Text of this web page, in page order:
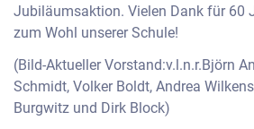
Jubiläumsaktion. Vielen Dank für 60
zum Wohl unserer Schule!
(Bild-Aktueller Vorstand:v.l.n.r.Björn
Schmidt, Volker Boldt, Andrea
Burgwitz und Dirk Block)